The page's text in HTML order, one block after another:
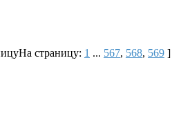
На страницу: 1 ... 567, 568, 569 ]